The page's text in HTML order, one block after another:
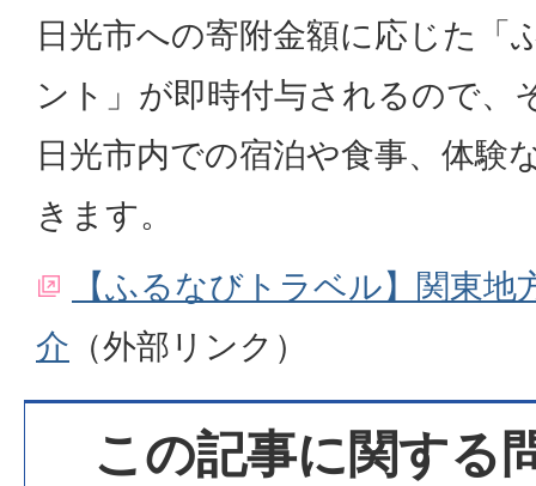
日光市への寄附金額に応じた「
ント」が即時付与されるので、
日光市内での宿泊や食事、体験
きます。
【ふるなびトラベル】関東
介 （外部リンク）
この記事に関する